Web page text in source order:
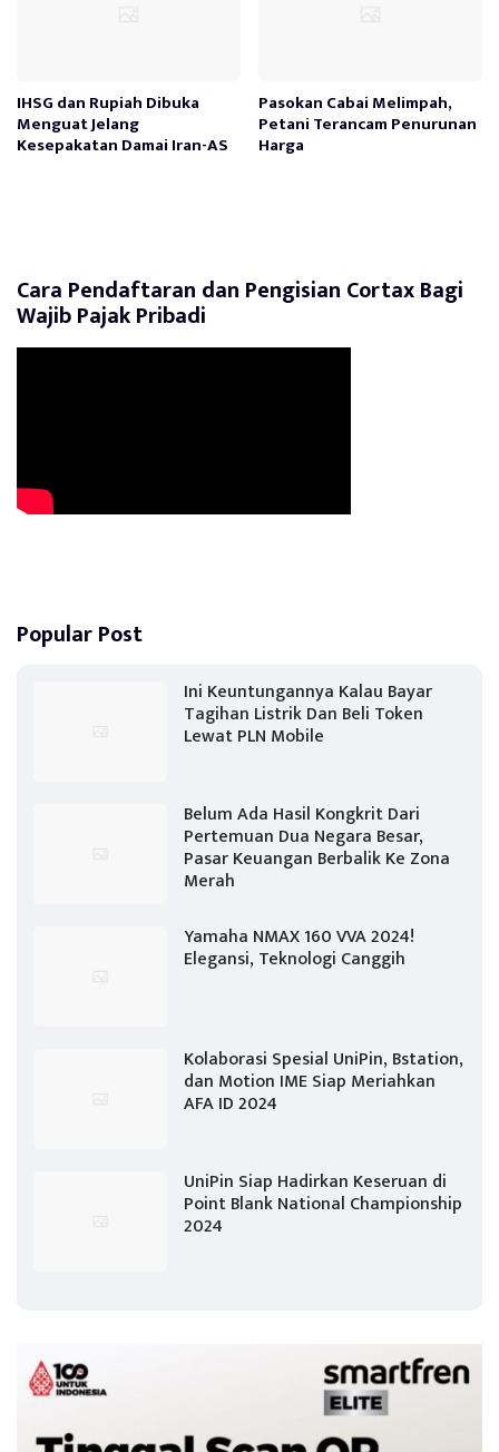
IHSG dan Rupiah Dibuka
Menguat Jelang
Kesepakatan Damai Iran-AS
Pasokan Cabai Melimpah,
Petani Terancam Penurunan
Harga
Cara Pendaftaran dan Pengisian Cortax Bagi
Wajib Pajak Pribadi
Popular Post
Ini Keuntungannya Kalau Bayar
Tagihan Listrik Dan Beli Token
Lewat PLN Mobile
Belum Ada Hasil Kongkrit Dari
Pertemuan Dua Negara Besar,
Pasar Keuangan Berbalik Ke Zona
Merah
Yamaha NMAX 160 VVA 2024!
Elegansi, Teknologi Canggih
Kolaborasi Spesial UniPin, Bstation,
dan Motion IME Siap Meriahkan
AFA ID 2024
UniPin Siap Hadirkan Keseruan di
Point Blank National Championship
2024